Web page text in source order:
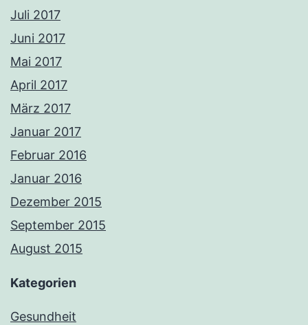
Juli 2017
Juni 2017
Mai 2017
April 2017
März 2017
Januar 2017
Februar 2016
Januar 2016
Dezember 2015
September 2015
August 2015
Kategorien
Gesundheit